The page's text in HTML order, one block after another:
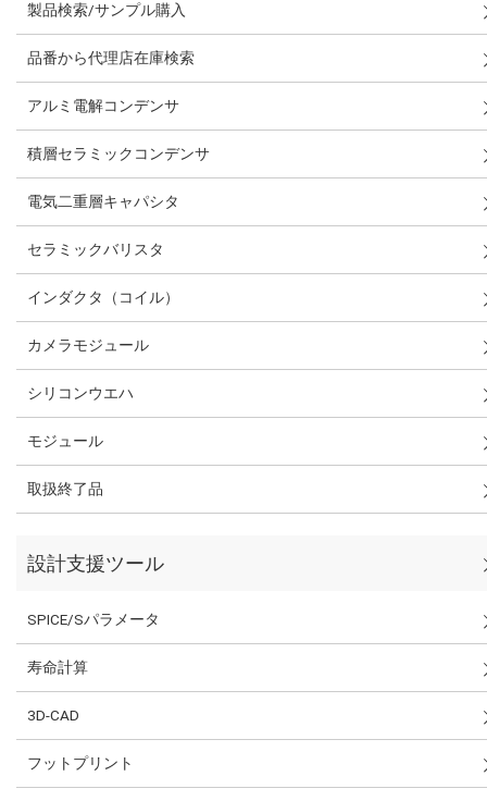
製品検索/サンプル購入
品番から代理店在庫検索
アルミ電解コンデンサ
積層セラミックコンデンサ
電気二重層キャパシタ
セラミックバリスタ
インダクタ（コイル）
カメラモジュール
シリコンウエハ
モジュール
取扱終了品
設計支援ツール
SPICE/Sパラメータ
寿命計算
3D-CAD
フットプリント